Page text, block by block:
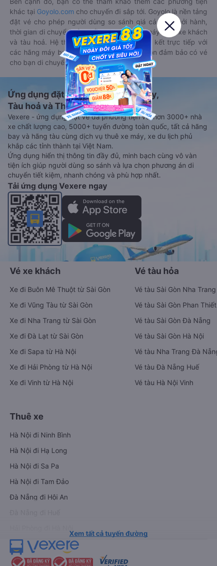
khác tại Goyolo.com cho chuyến đi sắp tới. Goyolo là nền tảng
đặt vé cho phép người dùng so sánh giá cả, giờ khởi hành,
thời gian di chuyển của nhiều phương tiện máy bay, xe khách
và tàu hoả. Hệ thống của Goyolo được liên kết trực tiếp với
các hãng máy bay, xe khách và tàu hoả, luôn đảm bảo có vé
cho bạn di chuyển.
Ứng dụng đặt vé Xe khách, Máy bay,
Tàu hoả và Thuê xe
Vexere - ứng dụng đặt vé đa phương tiện với hơn 3000+ nhà
xe chất lượng cao, 5000+ tuyến đường toàn quốc, tất cả hãng
bay và hãng tàu cùng dịch vụ thuê xe máy, xe du lịch phủ
khắp các tỉnh thành tại Việt Nam.
Ứng dụng hiển thị thông tin đầy đủ, minh bạch cùng vô vàn
tiện ích giúp người dùng so sánh và lựa chọn phương án di
chuyển tiết kiệm, nhanh chóng và phù hợp nhất.
Tải ứng dụng Vexere ngay
Vé xe khách
Xe đi Buôn Mê Thuột từ Sài Gòn
Xe đi Vũng Tàu từ Sài Gòn
Xe đi Nha Trang từ Sài Gòn
Xe đi Đà Lạt từ Sài Gòn
Xe đi Sapa từ Hà Nội
Xe đi Hải Phòng từ Hà Nội
Xe đi Vinh từ Hà Nội
Vé tàu hỏa
Vé tàu Sài Gòn Nha Trang
Vé tàu Sài Gòn Phan Thiết
Vé tàu Sài Gòn Đà Nẵng
Vé tàu Sài Gòn Hà Nội
Vé tàu Nha Trang Đà
Vé tàu Đà Nẵng Huế
Vé tàu Hà Nội Vinh
Thuê xe
Hà Nội đi Ninh Bình
Hà Nội đi Hạ Long
Hà Nội đi Sa Pa
Hà Nội đi Tam Đảo
Đà Nẵng đi Hội An
Xem tất cả tuyến đường